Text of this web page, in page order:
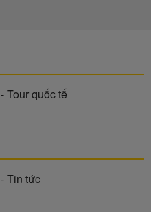
- Tour quốc tế
- Tin tức